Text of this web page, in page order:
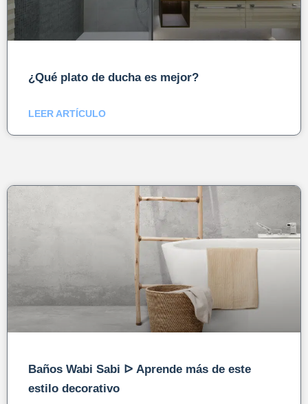
¿Qué plato de ducha es mejor?
LEER ARTÍCULO
Baños Wabi Sabi ᐅ Aprende más de este
estilo decorativo